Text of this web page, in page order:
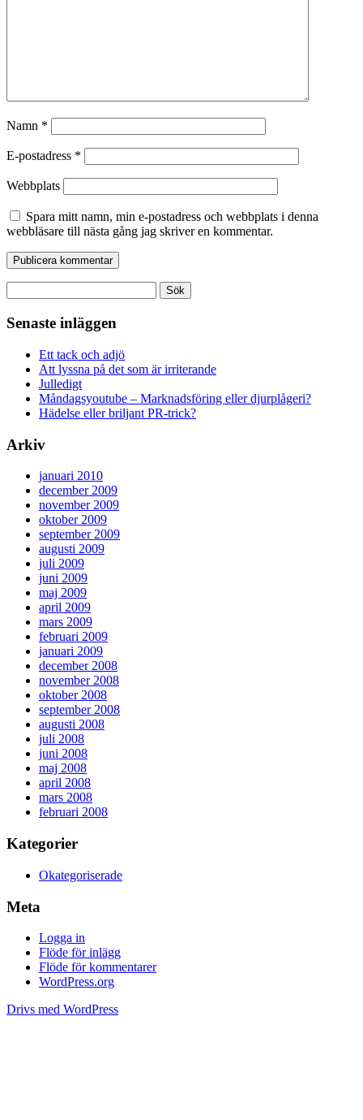
Namn *
E-postadress *
Webbplats
Spara mitt namn, min e-postadress och webbplats i denna
webbläsare till nästa gång jag skriver en kommentar.
efter:
Senaste inläggen
Ett tack och adjö
Att lyssna på det som är irriterande
Julledigt
Måndagsyoutube – Marknadsföring eller djurplågeri?
Hädelse eller briljant PR-trick?
Arkiv
januari 2010
december 2009
november 2009
oktober 2009
september 2009
augusti 2009
juli 2009
juni 2009
maj 2009
april 2009
mars 2009
februari 2009
januari 2009
december 2008
november 2008
oktober 2008
september 2008
augusti 2008
juli 2008
juni 2008
maj 2008
april 2008
mars 2008
februari 2008
Kategorier
Okategoriserade
Meta
Logga in
Flöde för inlägg
Flöde för kommentarer
WordPress.org
Drivs med WordPress